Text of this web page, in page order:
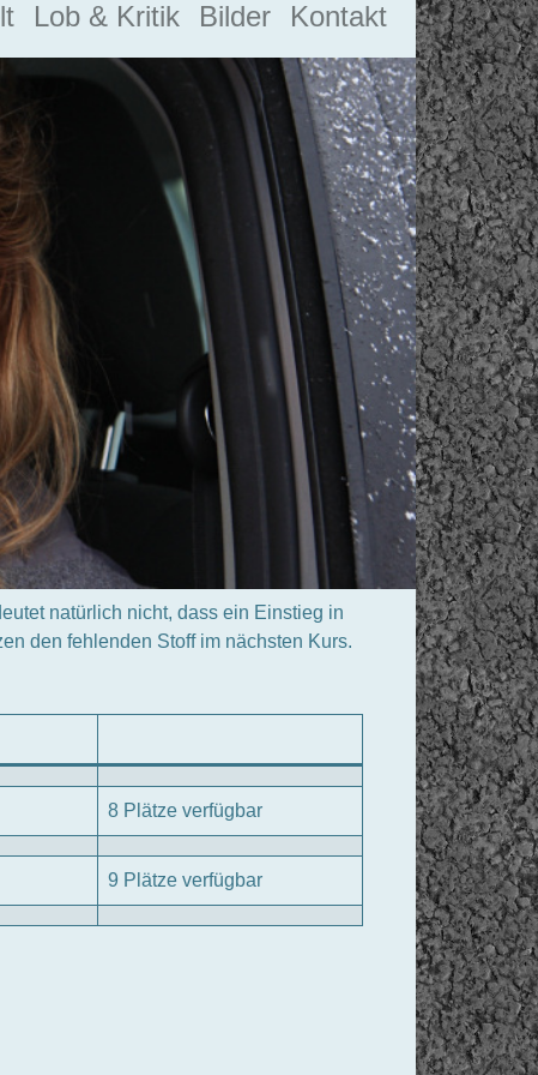
Lob & Kritik Bilder Kontakt
natürlich nicht, dass ein Einstieg in
den fehlenden Stoff im nächsten Kurs.
8 Plätze verfügbar
9 Plätze verfügbar